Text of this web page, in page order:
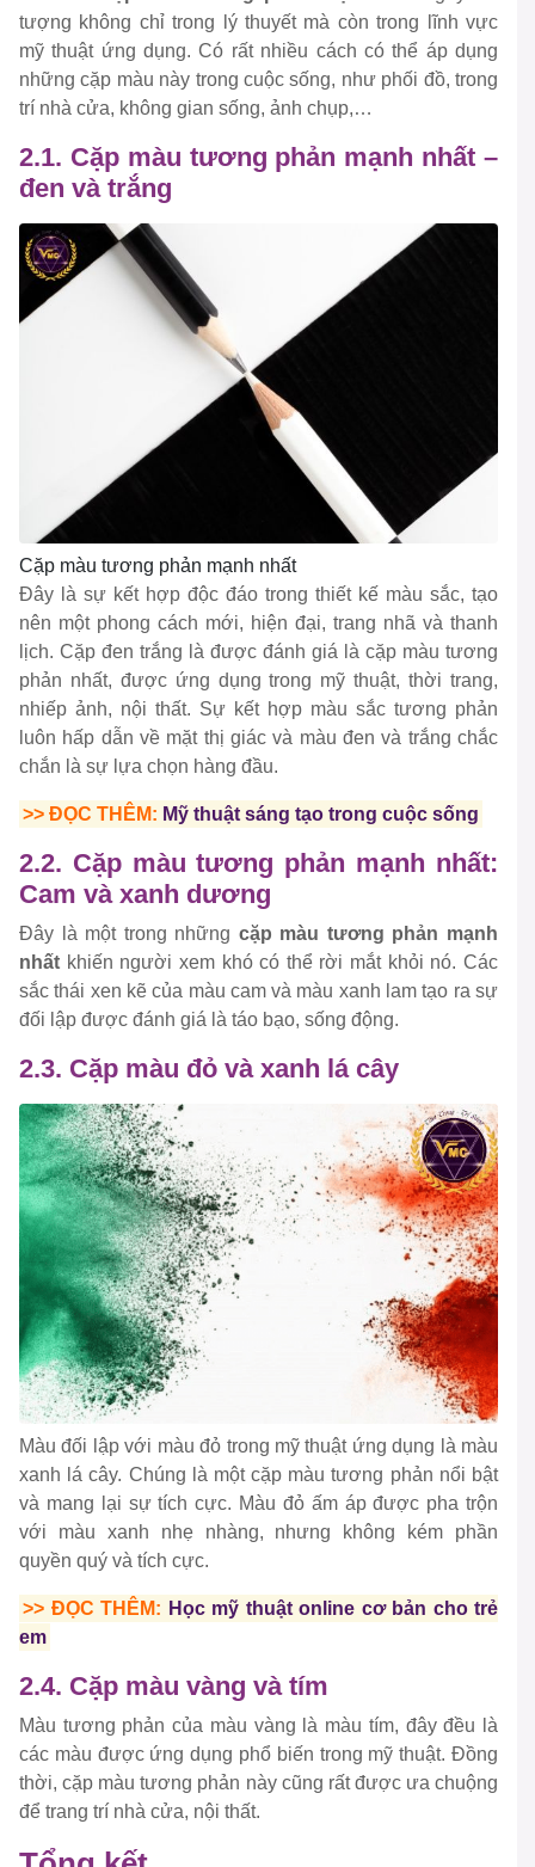
tượng không chỉ trong lý thuyết mà còn trong lĩnh vực
mỹ thuật ứng dụng. Có rất nhiều cách có thể áp dụng
những cặp màu này trong cuộc sống, như phối đồ, trong
trí nhà cửa, không gian sống, ảnh chụp,…
2.1. Cặp màu tương phản mạnh nhất –
đen và trắng
Cặp màu tương phản mạnh nhất
Đây là sự kết hợp độc đáo trong thiết kế màu sắc, tạo
nên một phong cách mới, hiện đại, trang nhã và thanh
lịch. Cặp đen trắng là được đánh giá là cặp màu tương
phản nhất, được ứng dụng trong mỹ thuật, thời trang,
nhiếp ảnh, nội thất. Sự kết hợp màu sắc tương phản
luôn hấp dẫn về mặt thị giác và màu đen và trắng chắc
chắn là sự lựa chọn hàng đầu.
>> ĐỌC THÊM: Mỹ thuật sáng tạo trong cuộc sống
2.2. Cặp màu tương phản mạnh nhất:
Cam và xanh dương
Đây là một trong những cặp màu tương phản mạnh
nhất khiến người xem khó có thể rời mắt khỏi nó. Các
sắc thái xen kẽ của màu cam và màu xanh lam tạo ra sự
đối lập được đánh giá là táo bạo, sống động.
2.3. Cặp màu đỏ và xanh lá cây
Màu đối lập với màu đỏ trong mỹ thuật ứng dụng là màu
xanh lá cây. Chúng là một cặp màu tương phản nổi bật
và mang lại sự tích cực. Màu đỏ ấm áp được pha trộn
với màu xanh nhẹ nhàng, nhưng không kém phần
quyền quý và tích cực.
>> ĐỌC THÊM: Học mỹ thuật online cơ bản cho trẻ
em
2.4. Cặp màu vàng và tím
Màu tương phản của màu vàng là màu tím, đây đều là
các màu được ứng dụng phổ biến trong mỹ thuật. Đồng
thời, cặp màu tương phản này cũng rất được ưa chuộng
để trang trí nhà cửa, nội thất.